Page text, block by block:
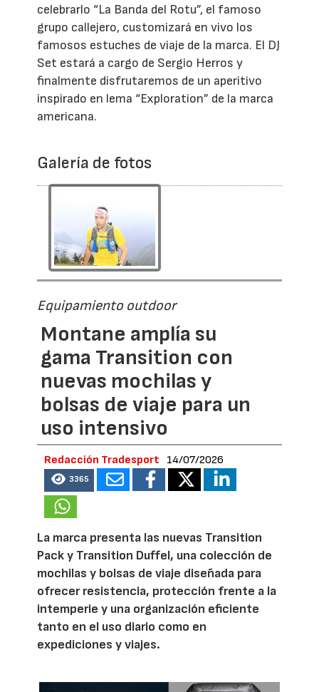
celebrarlo “La Banda del Rotu”, el famoso
grupo callejero, customizará en vivo los
famosos estuches de viaje de la marca. El DJ
Set estará a cargo de Sergio Herros y
finalmente disfrutaremos de un aperitivo
inspirado en lema “Exploration” de la marca
americana.
Galería de fotos
Equipamiento outdoor
Montane amplía su
gama Transition con
nuevas mochilas y
bolsas de viaje para un
uso intensivo
Redacción Tradesport 14/07/2026
3365
La marca presenta las nuevas Transition
Pack y Transition Duffel, una colección de
mochilas y bolsas de viaje diseñada para
ofrecer resistencia, protección frente a la
intemperie y una organización eficiente
tanto en el uso diario como en
expediciones y viajes.